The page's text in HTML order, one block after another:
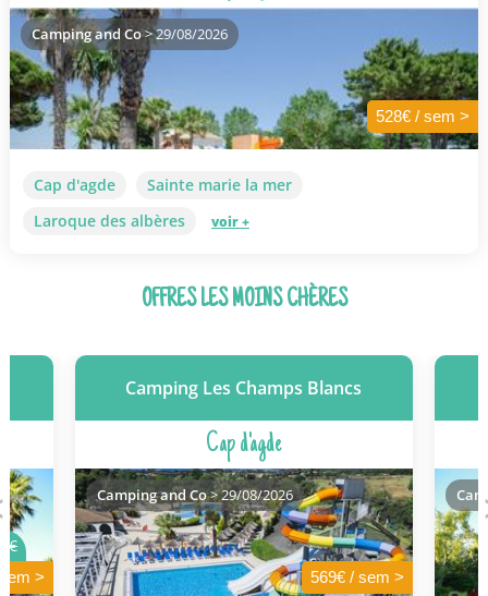
528€ / sem >
Camping and Co> 29/08/2026
Cap d'agde
Sainte marie la mer
Laroque des albères
voir +
OFFRES LES MOINS CHÈRES
>
Camping Les Champs Blancs
Cap d'agde
569€ / sem >
Camping and Co> 29/08/2026